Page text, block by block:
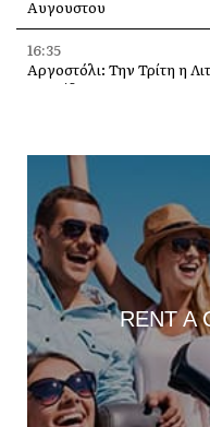
Αυγουστου
16:35
Αργοστόλι: Την Τρίτη η
Σπυρίδωνα για τους
Η Ελένη Μενεγάκη στο
13:40
Γιάννης Τρεπεκλής: Τιμή
και σε όσους δίνουν τη
13:35
Δημήτρης Μπάσης στην
ελεύθερη είσοδο στις 12
13:30
Οι εκδηλώσεις στον Δήμο
Αυγούστου
RENT A